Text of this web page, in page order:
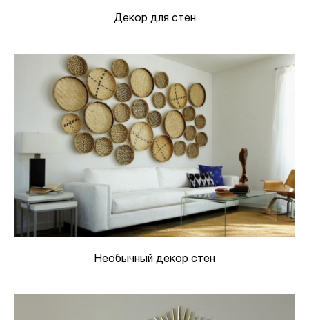
Декор для стен
Необычный декор стен